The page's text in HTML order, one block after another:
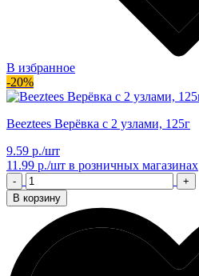
В избранное
-20%
Beeztees Верёвка с 2 узлами, 125г
9.59 р./шт
11.99 р./шт в розничных магазинах
-
+
В корзину